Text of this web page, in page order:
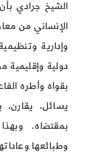
الشيخ جرادي
الإنساني من
وإدارية
دولية وإقليمية
بقواه وأطره
يسائل،
بمقتضاه.
وطبائعها